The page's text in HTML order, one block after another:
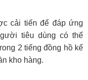
cải tiến để đáp ứng
tiêu dùng có thể
2 tiếng đồng hồ kể
kho hàng.